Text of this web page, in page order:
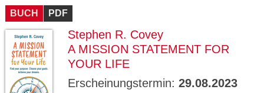
BUCH PDF
Stephen R. Covey
A MISSION STATEMENT FOR
YOUR LIFE
Erscheinungstermin: 29.08.2023